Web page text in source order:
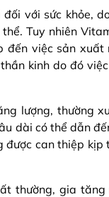
đối với sức khỏe,
Tuy nhiên
đến việc sản xuất
kinh do đó
lượng, thường
dài có thể dẫn
được can thiệp kịp
thường, gia